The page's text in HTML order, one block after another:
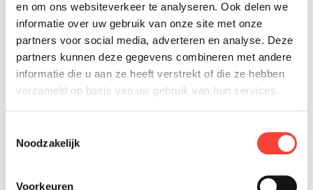
en om ons websiteverkeer te analyseren. Ook delen we
informatie over uw gebruik van onze site met onze
partners voor social media, adverteren en analyse. Deze
partners kunnen deze gegevens combineren met andere
informatie die u aan ze heeft verstrekt of die ze hebben
verzameld op basis van uw gebruik van hun services.
Noodzakelijk
Voorkeuren
Tenue de route
1
Confort
1
Prix
Grade
17